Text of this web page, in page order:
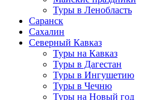
Туры в Ленобласть
Саранск
Сахалин
Северный Кавказ
Туры на Кавказ
Туры в Дагестан
Туры в Ингушетию
Туры в Чечню
Туры на Новый год